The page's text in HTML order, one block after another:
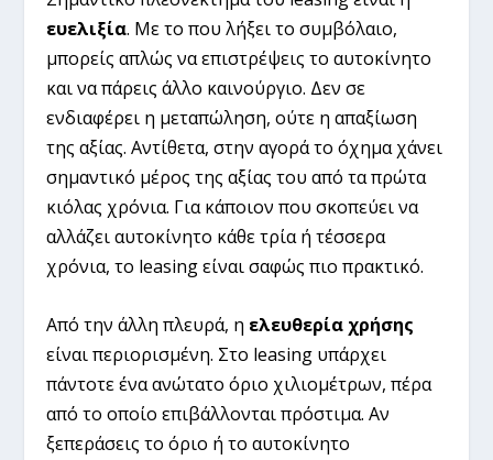
ευελιξία. Με το που λήξει το συμβόλαιο,
μπορείς απλώς να επιστρέψεις το αυτοκίνητο
και να πάρεις άλλο καινούργιο. Δεν σε
ενδιαφέρει η μεταπώληση, ούτε η απαξίωση
της αξίας. Αντίθετα, στην αγορά το όχημα χάνει
σημαντικό μέρος της αξίας του από τα πρώτα
κιόλας χρόνια. Για κάποιον που σκοπεύει να
αλλάζει αυτοκίνητο κάθε τρία ή τέσσερα
χρόνια, το leasing είναι σαφώς πιο πρακτικό.
Από την άλλη πλευρά, η ελευθερία χρήσης
είναι περιορισμένη. Στο leasing υπάρχει
πάντοτε ένα ανώτατο όριο χιλιομέτρων, πέρα
από το οποίο επιβάλλονται πρόστιμα. Αν
ξεπεράσεις το όριο ή το αυτοκίνητο